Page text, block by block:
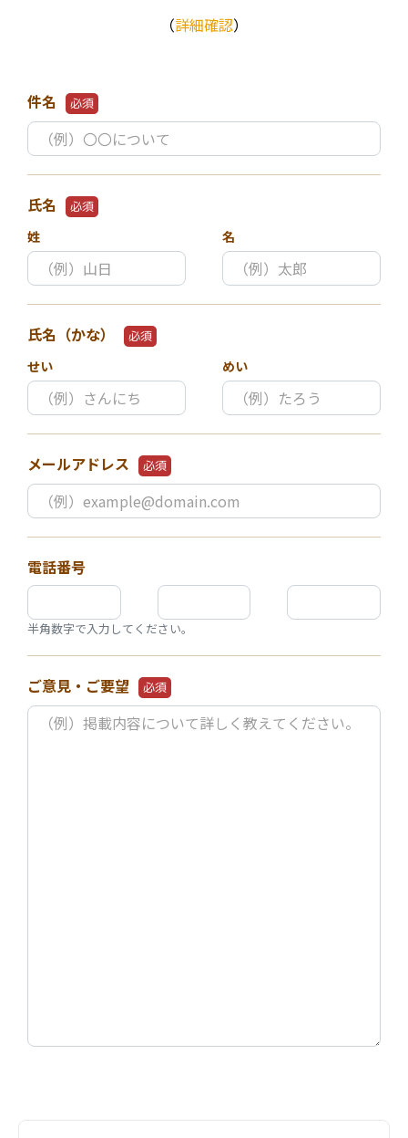
（詳細確認）
件名 必須
氏名 必須
姓 名
氏名（かな） 必須
せい めい
メールアドレス 必須
電話番号
半角数字で入力してください。
ご意見・ご要望 必須